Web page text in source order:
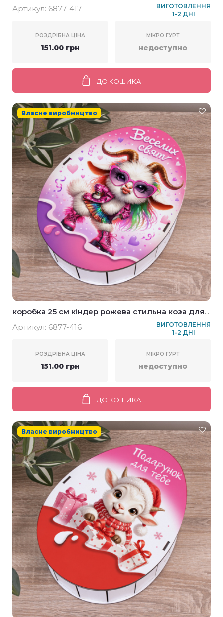
хлопців
Артикул: 6877-417
ВИГОТОВЛЕННЯ
1-2 ДНІ
РОЗДРІБНА ЦІНА
151.00 грн
МІКРО ГУРТ
недоступно
ДО КОШИКА
Власне виробництво
коробка 25 см кіндер рожева стильна коза для
дівчаток
Артикул: 6877-416
ВИГОТОВЛЕННЯ
1-2 ДНІ
РОЗДРІБНА ЦІНА
151.00 грн
МІКРО ГУРТ
недоступно
ДО КОШИКА
Власне виробництво